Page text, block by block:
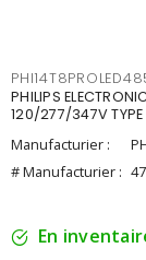
PHILIPS
120/277/347V
Manufacturier :
# Manufacturier :
En